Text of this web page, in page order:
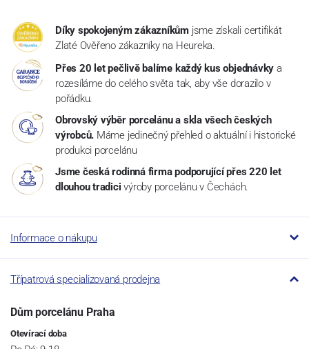
Díky spokojeným zákazníkům jsme získali certifikát
Zlaté Ověřeno zákazníky na Heureka.
Přes 20 let pečlivě balíme každý kus objednávky a
rozesíláme do celého světa tak, aby vše dorazilo v
pořádku.
Obrovský výběr porcelánu a skla všech českých
výrobců. Máme jedinečný přehled o aktuální i historické
produkci porcelánu
Jsme česká rodinná firma podporující přes 220 let
dlouhou tradici výroby porcelánu v Čechách.
Informace o nákupu
Třípatrová specializovaná prodejna
Dům porcelánu Praha
Otevírací doba